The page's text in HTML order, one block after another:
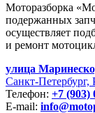
Моторазборка
подержанных
осуществляет
и ремонт
улица
Санкт-Петербург,
Телефон: +7 (903)
E-mail: